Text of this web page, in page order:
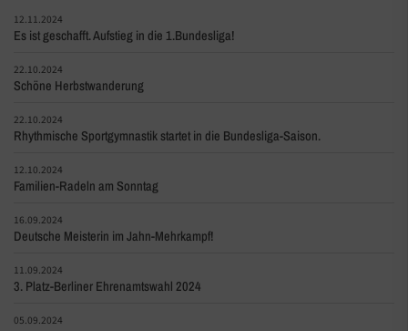
12.11.2024
Es ist geschafft. Aufstieg in die 1.Bundesliga!
22.10.2024
Schöne Herbstwanderung
22.10.2024
Rhythmische Sportgymnastik startet in die Bundesliga-Saison.
12.10.2024
Familien-Radeln am Sonntag
16.09.2024
Deutsche Meisterin im Jahn-Mehrkampf!
11.09.2024
3. Platz-Berliner Ehrenamtswahl 2024
05.09.2024